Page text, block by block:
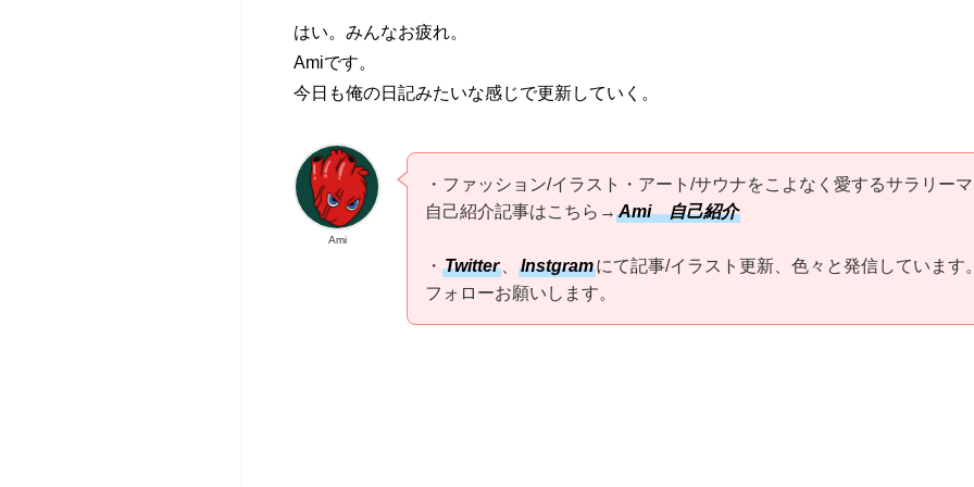
はい。みんなお疲れ。
Amiです。
今日も俺の日記みたいな感じで更新していく。
Ami
・ファッション/イラスト・アート/サウナをこよなく愛するサラリー
自己紹介記事はこちら→ Ami 自己紹介
・ Twitter Instgramにて記事/イラスト更新、色々と発信しています
フォローお願いします。